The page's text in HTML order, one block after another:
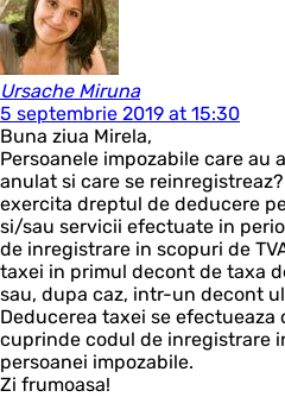
Ursache Miruna
5 septembrie 2019 at 15:30
Buna ziua Mirela,
Persoanele impozabile care au
anulat si care se
exercita dreptul de deducere
si/sau servicii efectuate in
de inregistrare in scopuri de
taxei in primul decont de taxa
sau, dupa caz, intr-un decont
Deducerea taxei se
cuprinde codul de inregistrare
persoanei impozabile.
Zi frumoasa!